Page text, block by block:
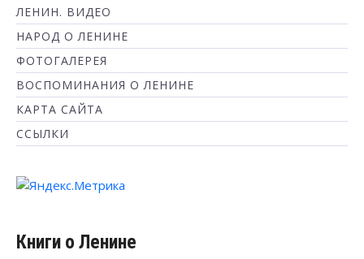
ЛЕНИН. ВИДЕО
НАРОД О ЛЕНИНЕ
ФОТОГАЛЕРЕЯ
ВОСПОМИНАНИЯ О ЛЕНИНЕ
КАРТА САЙТА
ССЫЛКИ
Книги о Ленине